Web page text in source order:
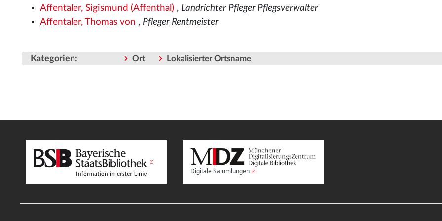
Affentaler, Sigismund (Affenthal) , Landrichter Pfleger Pflegsverwalter
Affentaler, Thomas von , Pfleger Rentmeister
Kategorien: Ort Lokalisierter Ortsname
Digitale Sammlungen